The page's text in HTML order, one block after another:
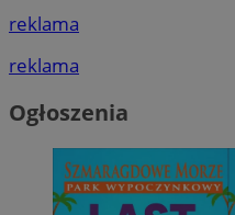
reklama
reklama
Ogłoszenia